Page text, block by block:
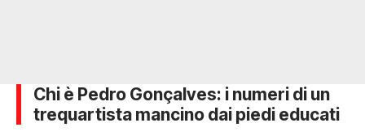
Chi è Pedro Gonçalves: i numeri di un
trequartista mancino dai piedi educati